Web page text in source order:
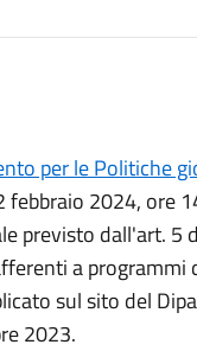
per le Politiche
febbraio 2024, ore
previsto dall'art. 5
a
sul sito del
2023.